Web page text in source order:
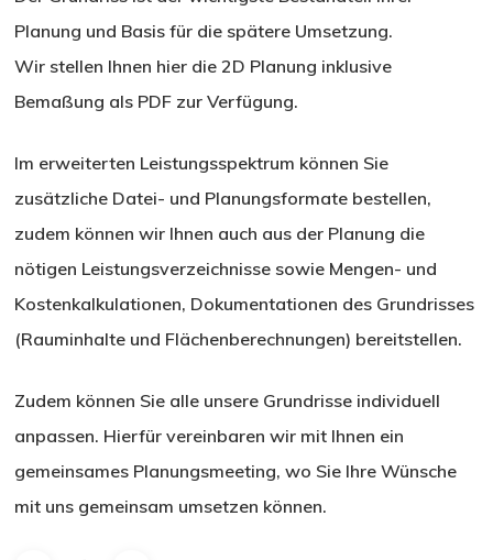
Planung und Basis für die spätere Umsetzung.
Wir stellen Ihnen hier die 2D Planung inklusive
Bemaßung als PDF zur Verfügung.
Im erweiterten Leistungsspektrum können Sie
zusätzliche Datei- und Planungsformate bestellen,
zudem können wir Ihnen auch aus der Planung die
nötigen Leistungsverzeichnisse sowie Mengen- und
Kostenkalkulationen, Dokumentationen des Grundrisses
(Rauminhalte und Flächenberechnungen) bereitstellen.
Zudem können Sie alle unsere Grundrisse individuell
anpassen. Hierfür vereinbaren wir mit Ihnen ein
gemeinsames Planungsmeeting, wo Sie Ihre Wünsche
mit uns gemeinsam umsetzen können.